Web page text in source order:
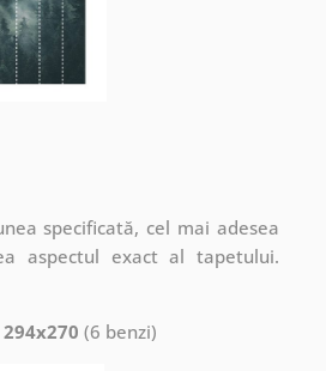
specificată, cel mai adesea
aspectul exact al tapetului.
294x270 (6 benzi)